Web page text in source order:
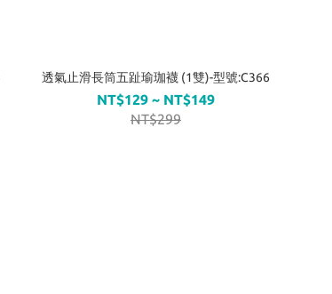
透氣止滑長筒五趾瑜珈襪 (1雙)-型號:C366
NT$129 ~ NT$149
NT$299